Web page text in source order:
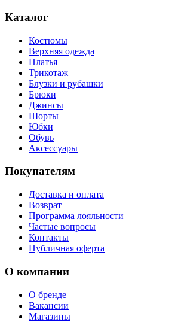
Каталог
Костюмы
Верхняя одежда
Платья
Трикотаж
Блузки и рубашки
Брюки
Джинсы
Шорты
Юбки
Обувь
Аксессуары
Покупателям
Доставка и оплата
Возврат
Программа лояльности
Частые вопросы
Контакты
Публичная оферта
О компании
О бренде
Вакансии
Магазины